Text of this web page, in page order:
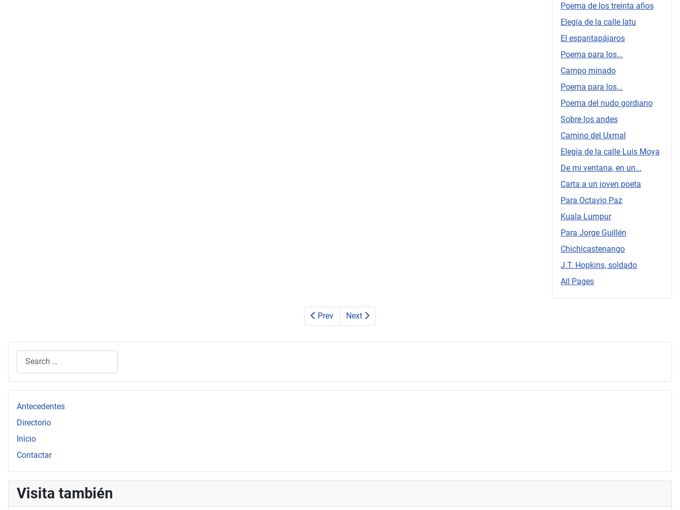
Poema de los treinta años
Elegía de la calle Iatu
El espantapájaros
Poema para los...
Campo minado
Poema para los...
Poema del nudo gordiano
Sobre los andes
Camino del Uxmal
Elegía de la calle Luis Moya
De mi ventana, en un...
Carta a un joven poeta
Para Octavio Paz
Kuala Lumpur
Para Jorge Guillén
Chichicastenango
J.T. Hopkins, soldado
All Pages
Prev Next
Search
Antecedentes
Directorio
Inicio
Contactar
Visita también